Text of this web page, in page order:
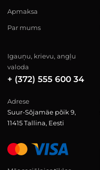
Apmaksa
Par mums
Igauņu, krievu, angļu
valoda
+ (372) 555 600 34
Adrese
Suur-Sõjamäe põik 9,
11415 Tallina, Eesti